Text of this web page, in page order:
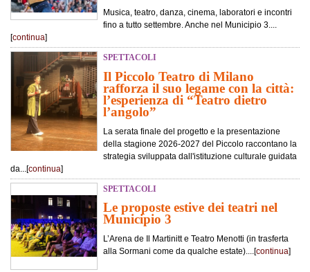
Musica, teatro, danza, cinema, laboratori e incontri
fino a tutto settembre. Anche nel Municipio 3....
[continua]
SPETTACOLI
Il Piccolo Teatro di Milano
rafforza il suo legame con la città:
l’esperienza di “Teatro dietro
l’angolo”
La serata finale del progetto e la presentazione
della stagione 2026-2027 del Piccolo raccontano la
strategia sviluppata dall'istituzione culturale guidata
da...[continua]
SPETTACOLI
Le proposte estive dei teatri nel
Municipio 3
L’Arena de Il Martinitt e Teatro Menotti (in trasferta
alla Sormani come da qualche estate)....[continua]